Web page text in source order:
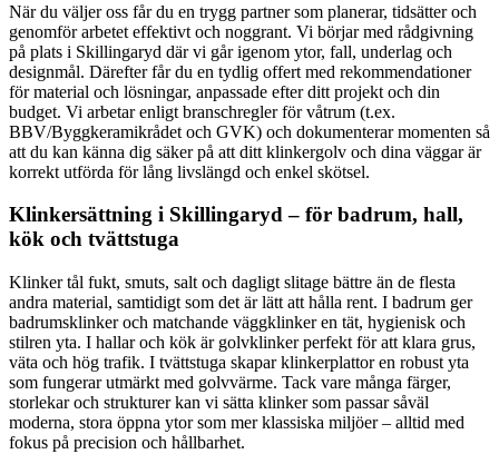
När du väljer oss får du en trygg partner som planerar, tidsätter och
genomför arbetet effektivt och noggrant. Vi börjar med rådgivning
på plats i Skillingaryd där vi går igenom ytor, fall, underlag och
designmål. Därefter får du en tydlig offert med rekommendationer
för material och lösningar, anpassade efter ditt projekt och din
budget. Vi arbetar enligt branschregler för våtrum (t.ex.
BBV/Byggkeramikrådet och GVK) och dokumenterar momenten så
att du kan känna dig säker på att ditt klinkergolv och dina väggar är
korrekt utförda för lång livslängd och enkel skötsel.
Klinkersättning i Skillingaryd – för badrum, hall,
kök och tvättstuga
Klinker tål fukt, smuts, salt och dagligt slitage bättre än de flesta
andra material, samtidigt som det är lätt att hålla rent. I badrum ger
badrumsklinker och matchande väggklinker en tät, hygienisk och
stilren yta. I hallar och kök är golvklinker perfekt för att klara grus,
väta och hög trafik. I tvättstuga skapar klinkerplattor en robust yta
som fungerar utmärkt med golvvärme. Tack vare många färger,
storlekar och strukturer kan vi sätta klinker som passar såväl
moderna, stora öppna ytor som mer klassiska miljöer – alltid med
fokus på precision och hållbarhet.